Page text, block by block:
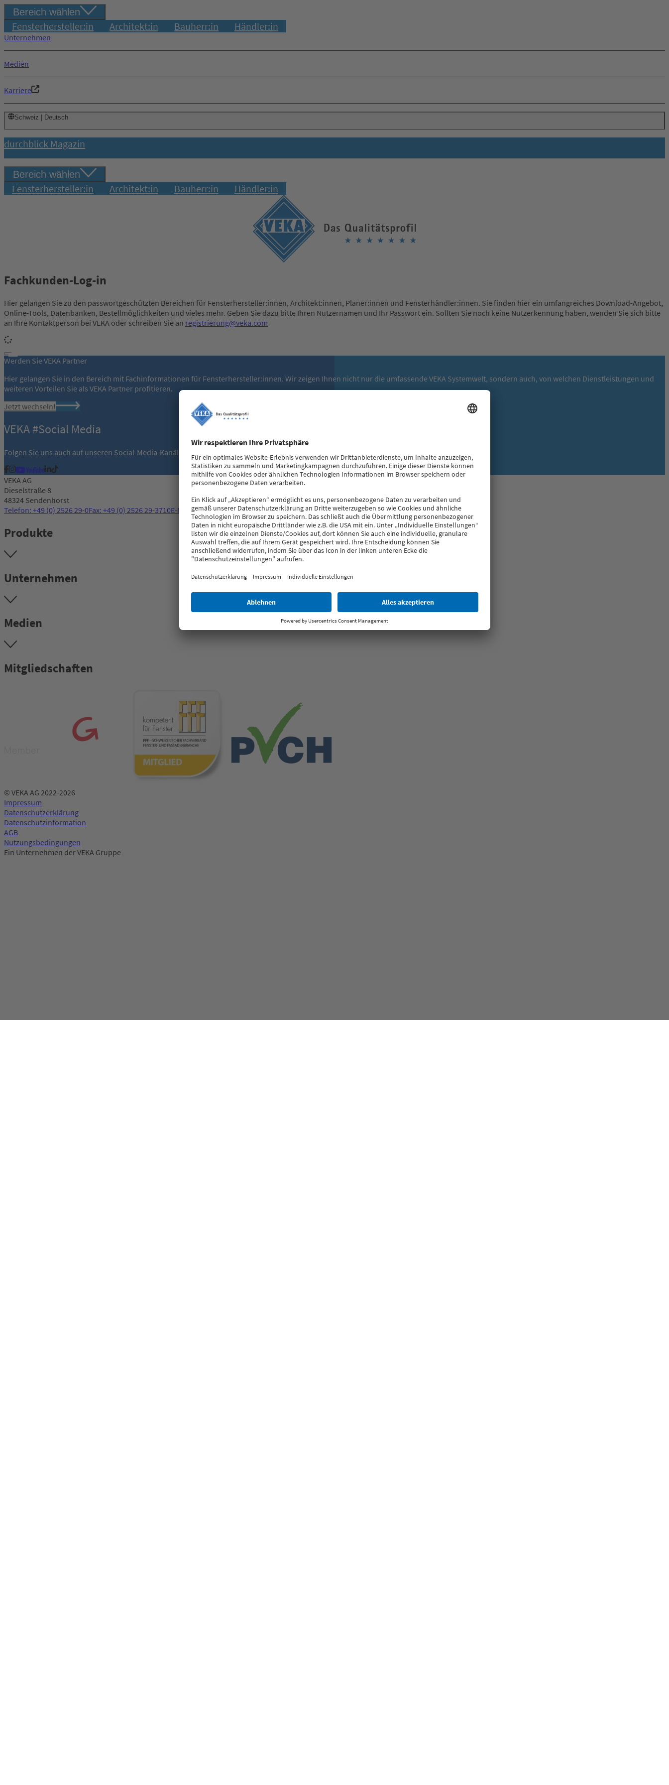
Bereich wählen
Fensterhersteller:in Architekt:in Bauherr:in Händler:in
Unternehmen
Medien
Karriere
Schweiz | Deutsch
durchblick Magazin
Bereich wählen
Fensterhersteller:in Architekt:in Bauherr:in Händler:in
Fachkunden-Log-in
Hier gelangen Sie zu den passwortgeschützten Bereichen für Fensterhersteller:innen, Architekt:innen, Planer:innen und Fensterhändler:innen. Sie finden hier ein umfangreiches Download-Angebot,
Online-Tools, Datenbanken, Bestellmöglichkeiten und vieles mehr. Geben Sie dazu bitte Ihren Nutzernamen und Ihr Passwort ein. Sollten Sie noch keine Nutzerkennung haben, wenden Sie sich bitte
an Ihre Kontaktperson bei VEKA oder schreiben Sie an registrierung@veka.com
Werden Sie VEKA Partner
Hier gelangen Sie in den Bereich mit Fachinformationen für Fensterhersteller:innen. Wir zeigen Ihnen nicht nur die umfassende VEKA Systemwelt, sondern auch, von welchen Dienstleistungen und
weiteren Vorteilen Sie als VEKA Partner profitieren.
Jetzt wechseln!
VEKA #Social Media
Folgen Sie uns auch auf unseren Social-Media-Kanälen:
VEKA AG
Dieselstraße 8
48324 Sendenhorst
Telefon: +49 (0) 2526 29-0Fax: +49 (0) 2526 29-3710E-Mail: info@veka.com
Produkte
Unternehmen
Medien
Mitgliedschaften
© VEKA AG 2022-2026
Impressum
Datenschutzerklärung
Datenschutzinformation
AGB
Nutzungsbedingungen
Ein Unternehmen der VEKA Gruppe